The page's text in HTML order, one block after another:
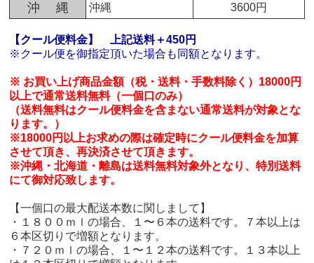
沖 縄 沖縄 3600円
【クール便料金】
上記送料＋450円
※クール便を御指定頂いた場合も同額となります。
※ お買い上げ商品金額（税・送料・手数料除く）18000円
以上で通常送料無料（一個口のみ）
（送料無料はクール便料金を含まない通常送料が対象とな
ります。）
※18000円以上お求めの際は確定時にクール便料金を加算
させて頂き、再決済させて頂きます。
※沖縄・北海道・離島は送料無料対象外となり、特別送料
にて御対応致します。
【一個口の最大配送本数に関しまして】
・１８００ｍｌの場合、１〜６本の送料です。７本以上は
６本区切りで増額となります。
・７２０ｍｌの場合、１〜１２本の送料です。１３本以上